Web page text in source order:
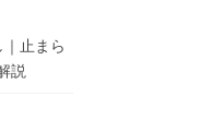
｜止まら
説